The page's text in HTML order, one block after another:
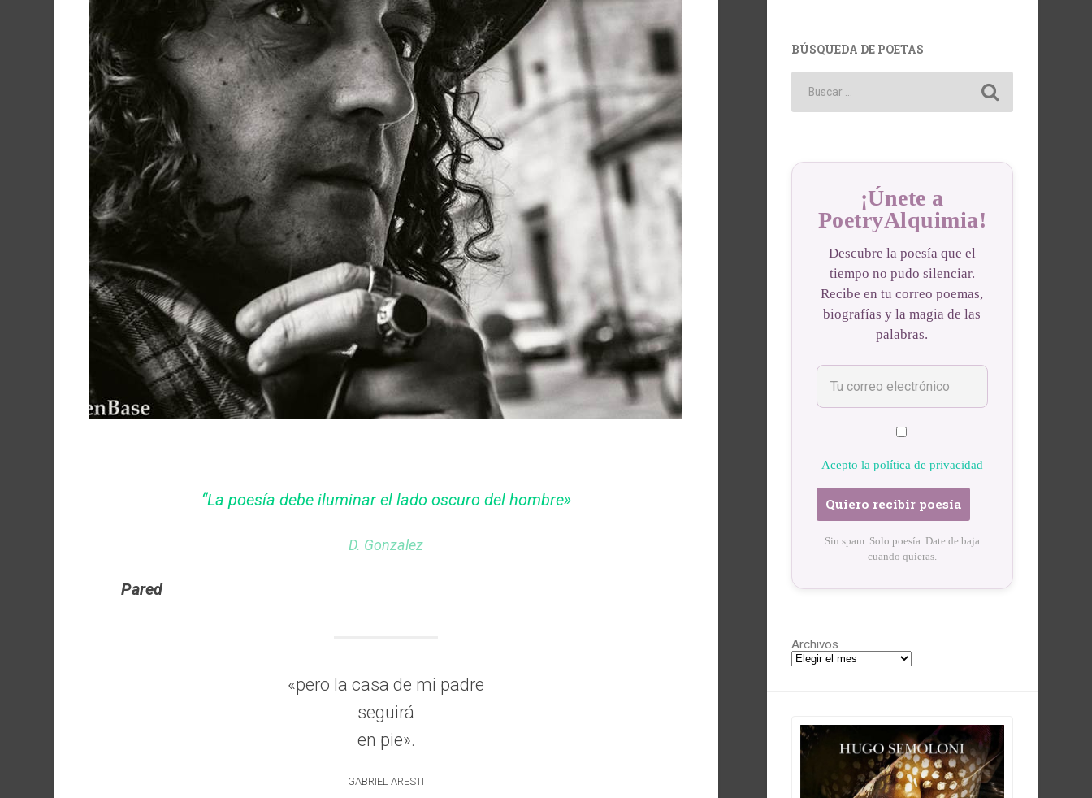
“La poesía debe iluminar el lado oscuro del hombre»
D. Gonzalez
Pared
«pero la casa de mi padre
seguirá
en pie».
GABRIEL ARESTI
BÚSQUEDA DE POETAS
¡Únete a
PoetryAlquimia!
Descubre la poesía que el
tiempo no pudo silenciar.
Recibe en tu correo poemas,
biografías y la magia de las
palabras.
Acepto la política de privacidad
Sin spam. Solo poesía. Date de baja
cuando quieras.
Archivos